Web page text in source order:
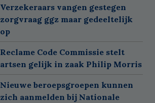
Verzekeraars vangen gestegen
zorgvraag ggz maar gedeeltelijk
op
Reclame Code Commissie stelt
artsen gelijk in zaak Philip Morris
Nieuwe beroepsgroepen kunnen
zich aanmelden bij Nationale